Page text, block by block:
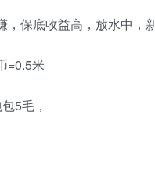
，保底收益高，放水中，
=0.5米
5毛，